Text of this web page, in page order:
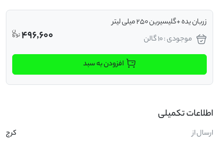
زربان یده +گلیسیرین 250 میلی لیتر
موجودی : 10 گالن
496,600
افزودن به سبد
اطلاعات تکمیلی
ارسال از کرج